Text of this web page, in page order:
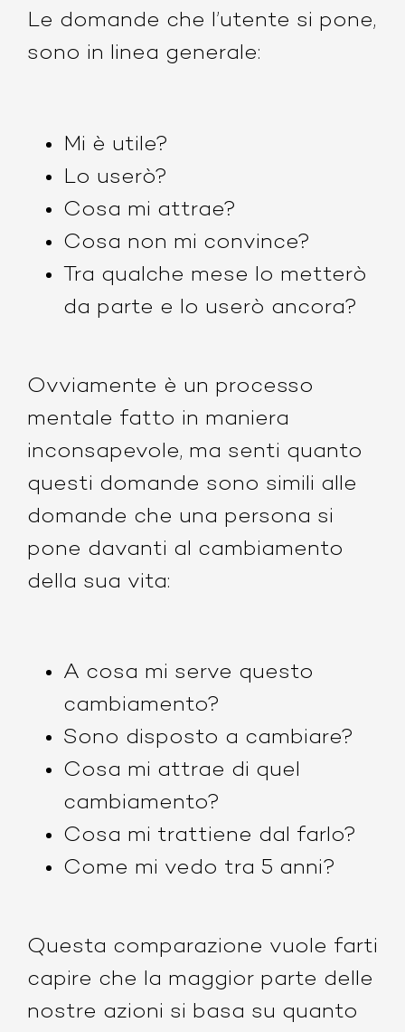
Le domande che l’utente si pone,
sono in linea generale:
Mi è utile?
Lo userò?
Cosa mi attrae?
Cosa non mi convince?
Tra qualche mese lo metterò
da parte e lo userò ancora?
Ovviamente è un processo
mentale fatto in maniera
inconsapevole, ma senti quanto
questi domande sono simili alle
domande che una persona si
pone davanti al cambiamento
della sua vita:
A cosa mi serve questo
cambiamento?
Sono disposto a cambiare?
Cosa mi attrae di quel
cambiamento?
Cosa mi trattiene dal farlo?
Come mi vedo tra 5 anni?
Questa comparazione vuole farti
capire che la maggior parte delle
nostre azioni si basa su quanto